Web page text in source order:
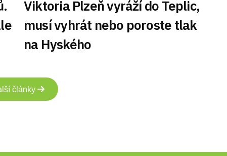
Viktoria Plzeň vyráží do Teplic,
musí vyhrát nebo poroste tlak
na Hyského
články